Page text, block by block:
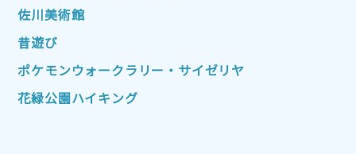
2022年7月
2022年4月
2022年1月 2021年12月 2021年11月
2021年10月 2021年9月
佐川美術館
昔遊び
ポケモンウォークラリー・サイゼリヤ
花緑公園ハイキング